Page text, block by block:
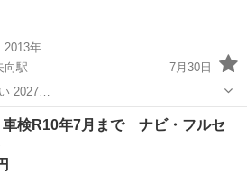
2013年
向駅
7月30日
2027…
リーフ
車検R10年7月まで ナビ・フルセ